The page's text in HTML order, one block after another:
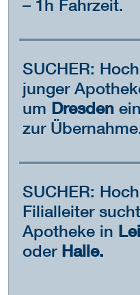
– 1h Fahrzeit.
SUCHER:
junger
um Dresden
zur
SUCHER:
Filialleiter
Apotheke in
oder Halle.